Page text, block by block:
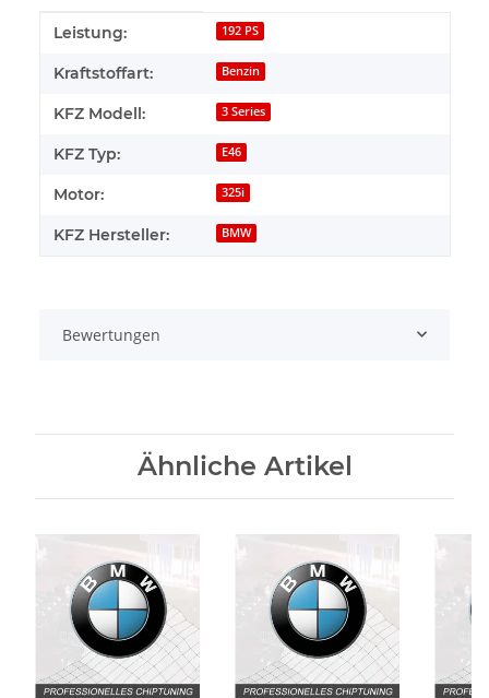
Produkteigenschaft
Wert
Leistung: 192 PS
Kraftstoffart: Benzin
KFZ Modell: 3 Series
KFZ Typ: E46
Motor: 325i
KFZ Hersteller: BMW
Bewertungen
Ähnliche Artikel